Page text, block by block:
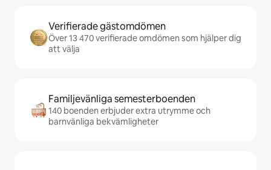
Verifierade gästomdömen
Över 13 470 verifierade omdömen som hjälper dig
att välja
Familjevänliga semesterboenden
140 boenden erbjuder extra utrymme och
barnvänliga bekvämligheter